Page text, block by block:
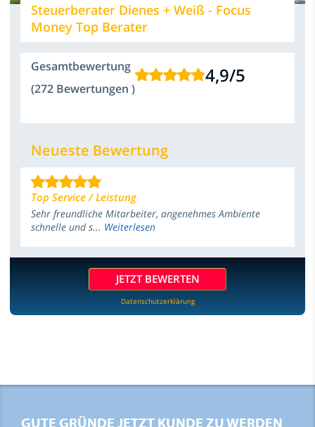
Steuerberater Dienes + Weiß - Focus
Money Top Berater
Gesamtbewertung
(272 Bewertungen )
4,9/5
Neueste Bewertung
Top Service / Leistung
Sehr freundliche Mitarbeiter, angenehmes Ambiente
schnelle und s... Weiterlesen
JETZT BEWERTEN
Datenschutzerklärung
GUTE GRÜNDE JETZT KUNDE ZU WERDEN